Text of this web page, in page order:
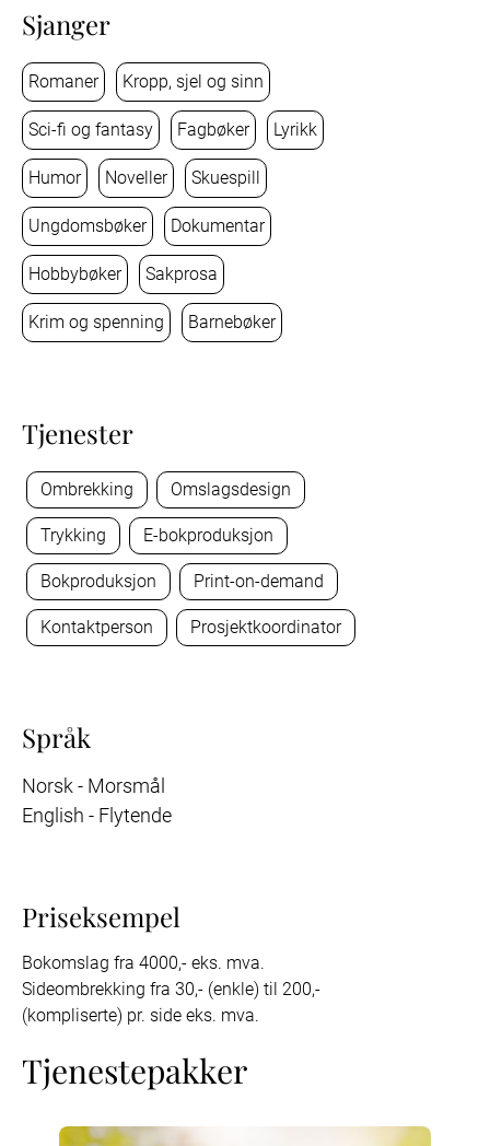
Sjanger
Romaner Kropp, sjel og sinn
Sci-fi og fantasy Fagbøker Lyrikk
Humor Noveller Skuespill
Ungdomsbøker Dokumentar
Hobbybøker Sakprosa
Krim og spenning Barnebøker
Tjenester
Ombrekking Omslagsdesign
Trykking E-bokproduksjon
Bokproduksjon Print-on-demand
Kontaktperson Prosjektkoordinator
Språk
Norsk - Morsmål
English - Flytende
Priseksempel
Bokomslag fra 4000,- eks. mva.
Sideombrekking fra 30,- (enkle) til 200,-
(kompliserte) pr. side eks. mva.
Tjenestepakker